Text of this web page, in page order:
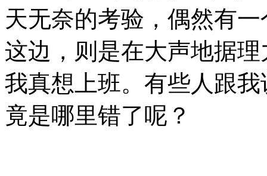
天无奈的考验，偶然有
这边，则是在大声地据
我真想上班。有些人跟
竟是哪里错了呢？